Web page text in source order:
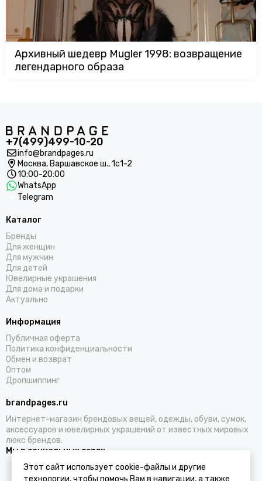
Архивный шедевр Mugler 1998: возвращение
легендарного образа
+7(499)499-10-20
info@brandpages.ru
Москва, Варшавское ш., 1с1-2
10:00-20:00
WhatsApp
Telegram
Каталог
Бренды
Для женщин
Для мужчин
Для детей
Ювелирные украшения
Для дома и подарки
Актуально
Информация
Публичная оферта
Политика конфиденциальности
Обмен и возврат
Оптом
Дропшиппинг
brandpages.ru
Интернет-магазин брендовых вещей, одежды, обуви, сумок,
аксессуаров и ювелирных украшений от известных мировых
люкс брендов.
Мы в социальных сетях
Этот сайт использует cookie-файлы и другие
технологии, чтобы помочь Вам в навигации, а также